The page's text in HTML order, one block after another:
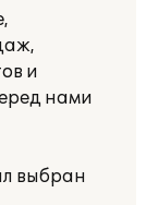
и
нами
выбран